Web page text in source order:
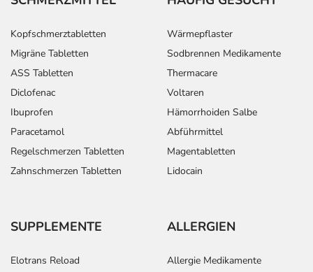
Kopfschmerztabletten
Migräne Tabletten
ASS Tabletten
Diclofenac
Ibuprofen
Paracetamol
Regelschmerzen Tabletten
Zahnschmerzen Tabletten
Wärmepflaster
Sodbrennen Medikamente
Thermacare
Voltaren
Hämorrhoiden Salbe
Abführmittel
Magentabletten
Lidocain
SUPPLEMENTE
Elotrans Reload
ALLERGIEN
Allergie Medikamente